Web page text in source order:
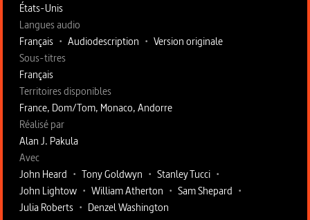
États-Unis
Langues audio
Français • Audiodescription • Version originale
Sous-titres
Français
Territoires disponibles
France, Dom/Tom, Monaco, Andorre
Fiche technique section droite
Réalisé par
Alan J. Pakula
Avec
John Heard • Tony Goldwyn • Stanley Tucci •
John Lightow • William Atherton • Sam Shepard •
Julia Roberts • Denzel Washington